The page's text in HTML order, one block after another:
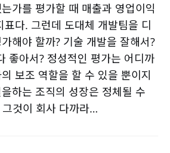
가를 평가할 때 매출과 영업이익
표다. 그런데 도대체 개발팀을 디
해야 할까? 기술 개발을 잘해서?
좋아서? 정성적인 평가는 어디까
보조 역할을 할 수 있을 뿐이지
하는 조직의 성장은 정체될 수
것이 회사 다까라…